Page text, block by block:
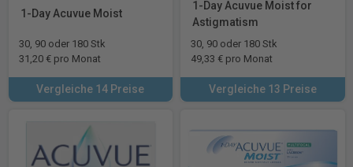
1-Day Acuvue Moist
30, 90 oder 180 Stk
31,20 € pro Monat
Vergleiche 14 Preise
1-Day Acuvue Moist for
Astigmatism
30, 90 oder 180 Stk
49,33 € pro Monat
Vergleiche 13 Preise